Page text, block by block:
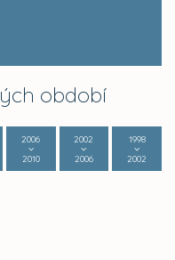
období
2006
2010
2002
2006
1998
2002